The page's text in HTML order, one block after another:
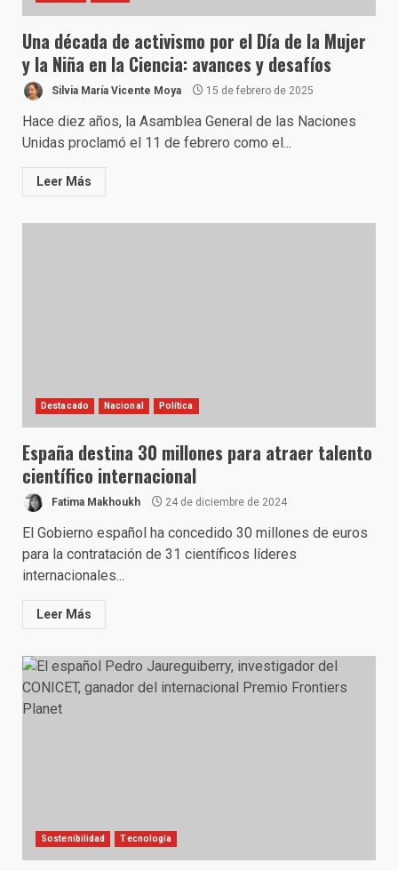
Una década de activismo por el Día de la Mujer
y la Niña en la Ciencia: avances y desafíos
Silvia María Vicente Moya 15 de febrero de 2025
Hace diez años, la Asamblea General de las Naciones
Unidas proclamó el 11 de febrero como el...
Leer Más
Destacado Nacional Política
España destina 30 millones para atraer talento
científico internacional
Fatima Makhoukh 24 de diciembre de 2024
El Gobierno español ha concedido 30 millones de euros
para la contratación de 31 científicos líderes
internacionales...
Leer Más
Sostenibilidad Tecnología